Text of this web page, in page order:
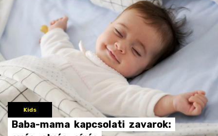
Kids
Baba-mama kapcsolati zavarok: